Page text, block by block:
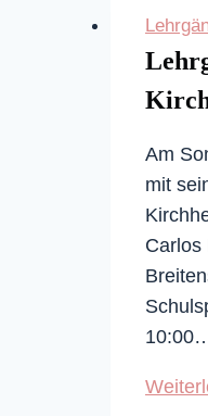
Am
mit
Carlos